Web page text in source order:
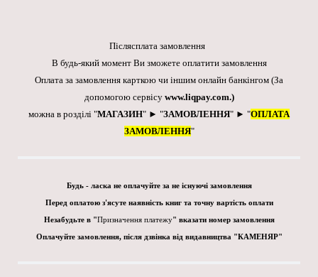
Післясплата замовлення
В будь-який момент Ви зможете оплатити замовлення
Оплата за замовлення карткою чи іншим онлайн банкінгом (За
допомогою сервісу www.liqpay.com.)
можна в розділі "МАГАЗИН" ► "ЗАМОВЛЕННЯ" ► "ОПЛАТА
ЗАМОВЛЕННЯ"
Будь - ласка не оплачуйте за не існуючі замовлення
Перед оплатою з'ясуте наявність книг та точну вартість оплати
Незабудьте в "Призначення платежу" вказати номер замовлення
Оплачуйте замовлення, після дзвінка від видавництва "КАМЕНЯР"